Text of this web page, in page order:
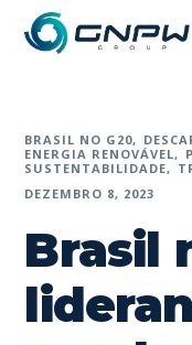
BRASIL NO G20
ENERGIA RENOVÁVEL
SUSTENTABILIDADE
DEZEMBRO 8, 2023
Brasil